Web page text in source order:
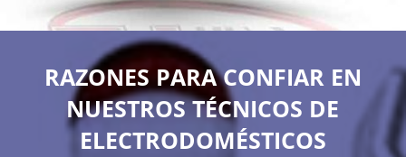
RAZONES PARA CONFIAR EN
NUESTROS TÉCNICOS DE
ELECTRODOMÉSTICOS